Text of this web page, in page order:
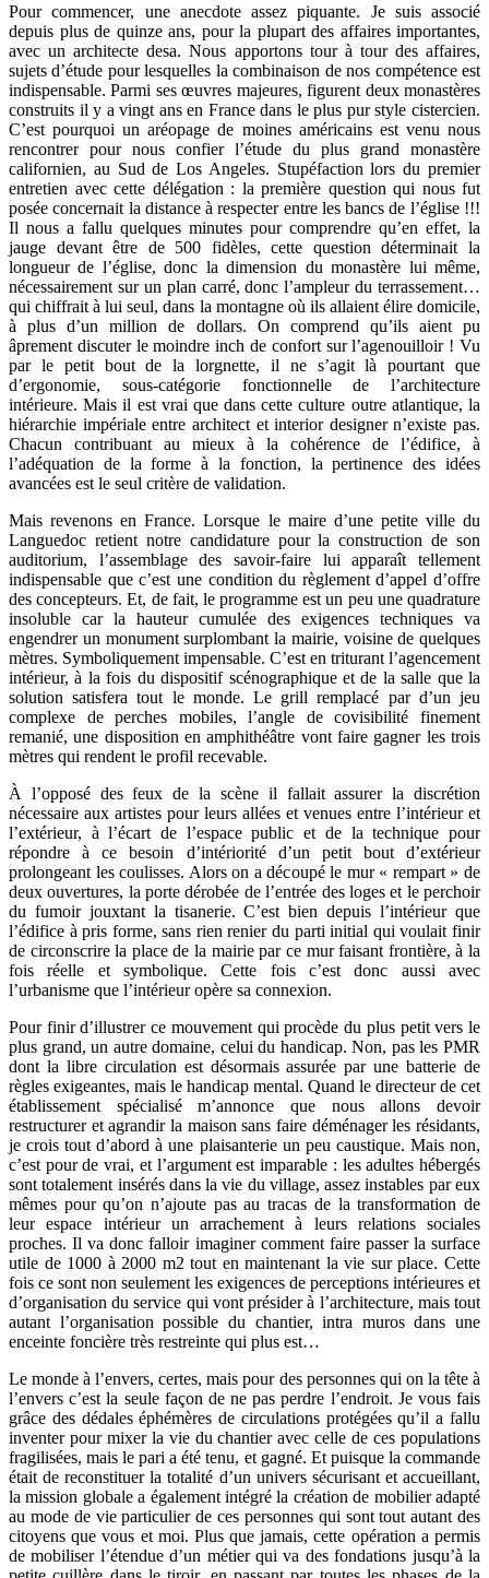
Pour commencer, une anecdote assez piquante. Je suis associé
depuis plus de quinze ans, pour la plupart des affaires importantes,
avec un architecte desa. Nous apportons tour à tour des affaires,
sujets d’étude pour lesquelles la combinaison de nos compétence est
indispensable. Parmi ses œuvres majeures, figurent deux monastères
construits il y a vingt ans en France dans le plus pur style cistercien.
C’est pourquoi un aréopage de moines américains est venu nous
rencontrer pour nous confier l’étude du plus grand monastère
californien, au Sud de Los Angeles. Stupéfaction lors du premier
entretien avec cette délégation : la première question qui nous fut
posée concernait la distance à respecter entre les bancs de l’église !!!
Il nous a fallu quelques minutes pour comprendre qu’en effet, la
jauge devant être de 500 fidèles, cette question déterminait la
longueur de l’église, donc la dimension du monastère lui même,
nécessairement sur un plan carré, donc l’ampleur du terrassement…
qui chiffrait à lui seul, dans la montagne où ils allaient élire domicile,
à plus d’un million de dollars. On comprend qu’ils aient pu
âprement discuter le moindre inch de confort sur l’agenouilloir ! Vu
par le petit bout de la lorgnette, il ne s’agit là pourtant que
d’ergonomie, sous-catégorie fonctionnelle de l’architecture
intérieure. Mais il est vrai que dans cette culture outre atlantique, la
hiérarchie impériale entre architect et interior designer n’existe pas.
Chacun contribuant au mieux à la cohérence de l’édifice, à
l’adéquation de la forme à la fonction, la pertinence des idées
avancées est le seul critère de validation.
Mais revenons en France. Lorsque le maire d’une petite ville du
Languedoc retient notre candidature pour la construction de son
auditorium, l’assemblage des savoir-faire lui apparaît tellement
indispensable que c’est une condition du règlement d’appel d’offre
des concepteurs. Et, de fait, le programme est un peu une quadrature
insoluble car la hauteur cumulée des exigences techniques va
engendrer un monument surplombant la mairie, voisine de quelques
mètres. Symboliquement impensable. C’est en triturant l’agencement
intérieur, à la fois du dispositif scénographique et de la salle que la
solution satisfera tout le monde. Le grill remplacé par d’un jeu
complexe de perches mobiles, l’angle de covisibilité finement
remanié, une disposition en amphithéâtre vont faire gagner les trois
mètres qui rendent le profil recevable.
À l’opposé des feux de la scène il fallait assurer la discrétion
nécessaire aux artistes pour leurs allées et venues entre l’intérieur et
l’extérieur, à l’écart de l’espace public et de la technique pour
répondre à ce besoin d’intériorité d’un petit bout d’extérieur
prolongeant les coulisses. Alors on a découpé le mur « rempart » de
deux ouvertures, la porte dérobée de l’entrée des loges et le perchoir
du fumoir jouxtant la tisanerie. C’est bien depuis l’intérieur que
l’édifice à pris forme, sans rien renier du parti initial qui voulait finir
de circonscrire la place de la mairie par ce mur faisant frontière, à la
fois réelle et symbolique. Cette fois c’est donc aussi avec
l’urbanisme que l’intérieur opère sa connexion.
Pour finir d’illustrer ce mouvement qui procède du plus petit vers le
plus grand, un autre domaine, celui du handicap. Non, pas les PMR
dont la libre circulation est désormais assurée par une batterie de
règles exigeantes, mais le handicap mental. Quand le directeur de cet
établissement spécialisé m’annonce que nous allons devoir
restructurer et agrandir la maison sans faire déménager les résidants,
je crois tout d’abord à une plaisanterie un peu caustique. Mais non,
c’est pour de vrai, et l’argument est imparable : les adultes hébergés
sont totalement insérés dans la vie du village, assez instables par eux
mêmes pour qu’on n’ajoute pas au tracas de la transformation de
leur espace intérieur un arrachement à leurs relations sociales
proches. Il va donc falloir imaginer comment faire passer la surface
utile de 1000 à 2000 m2 tout en maintenant la vie sur place. Cette
fois ce sont non seulement les exigences de perceptions intérieures et
d’organisation du service qui vont présider à l’architecture, mais tout
autant l’organisation possible du chantier, intra muros dans une
enceinte foncière très restreinte qui plus est…
Le monde à l’envers, certes, mais pour des personnes qui on la tête à
l’envers c’est la seule façon de ne pas perdre l’endroit. Je vous fais
grâce des dédales éphémères de circulations protégées qu’il a fallu
inventer pour mixer la vie du chantier avec celle de ces populations
fragilisées, mais le pari a été tenu, et gagné. Et puisque la commande
était de reconstituer la totalité d’un univers sécurisant et accueillant,
la mission globale a également intégré la création de mobilier adapté
au mode de vie particulier de ces personnes qui sont tout autant des
citoyens que vous et moi. Plus que jamais, cette opération a permis
de mobiliser l’étendue d’un métier qui va des fondations jusqu’à la